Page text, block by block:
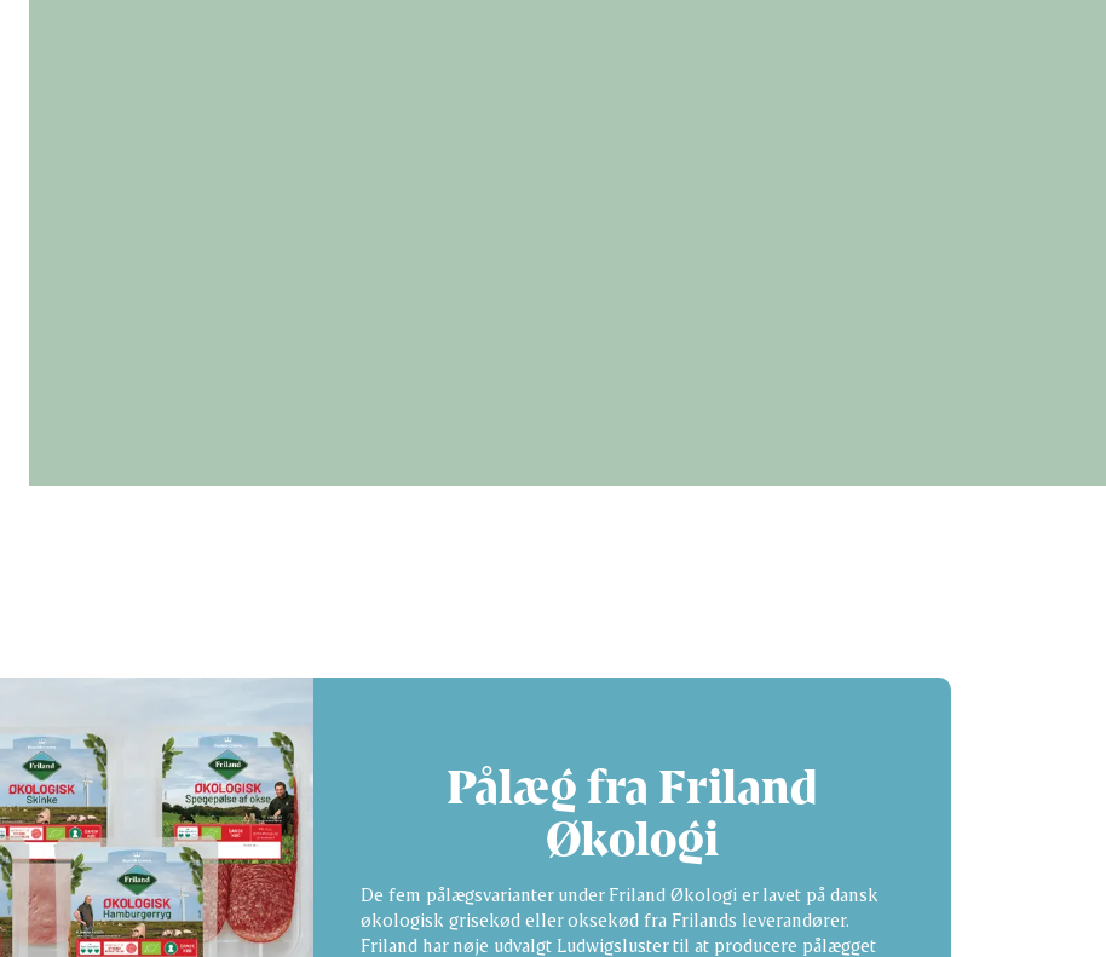
Pålæg fra Friland
Økologi
De fem pålægsvarianter under Friland Økologi er lavet på dansk
økologisk grisekød eller oksekød fra Frilands leverandører.
Friland har nøje udvalgt Ludwigsluster til at producere pålægget